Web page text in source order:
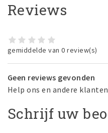
Reviews
gemiddelde van 0 review(s)
Geen reviews gevonden
Help ons en andere
Schrijf uw